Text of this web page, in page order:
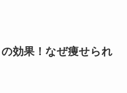
効果！なぜ痩せられ